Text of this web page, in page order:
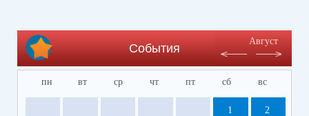
События
Август
пн вт ср чт пт сб вс
1 2